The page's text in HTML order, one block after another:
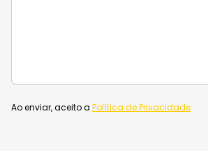
Ao enviar, aceito a Política de Privacidade